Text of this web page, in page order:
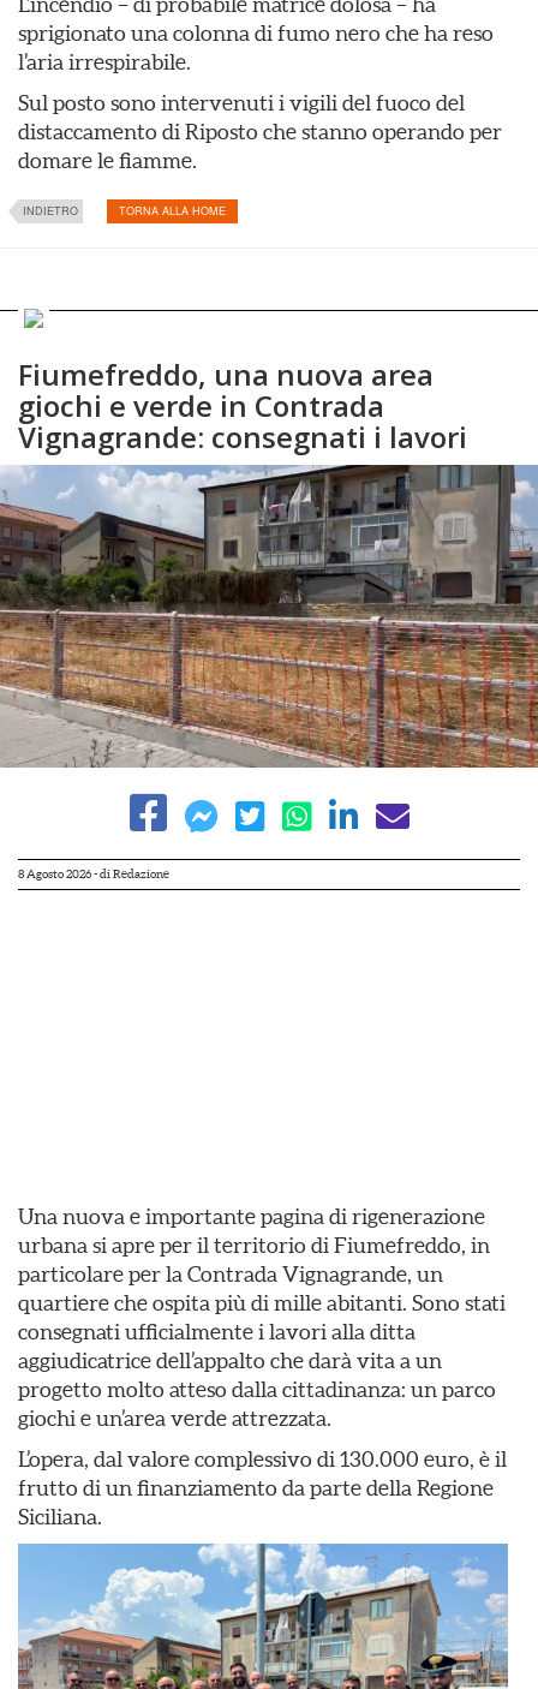
sprigionato una colonna di fumo nero che ha reso
l’aria irrespirabile.
Sul posto sono intervenuti i vigili del fuoco del
distaccamento di Riposto che stanno operando per
domare le fiamme.
INDIETRO TORNA ALLA HOME
Fiumefreddo, una nuova area
giochi e verde in Contrada
Vignagrande: consegnati i lavori
8 Agosto 2026- di Redazione
Una nuova e importante pagina di rigenerazione
urbana si apre per il territorio di Fiumefreddo, in
particolare per la Contrada Vignagrande, un
quartiere che ospita più di mille abitanti. Sono stati
consegnati ufficialmente i lavori alla ditta
aggiudicatrice dell’appalto che darà vita a un
progetto molto atteso dalla cittadinanza: un parco
giochi e un’area verde attrezzata.
L’opera, dal valore complessivo di 130.000 euro, è il
frutto di un finanziamento da parte della Regione
Siciliana.